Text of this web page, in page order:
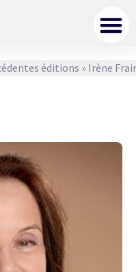
éditions » Irène